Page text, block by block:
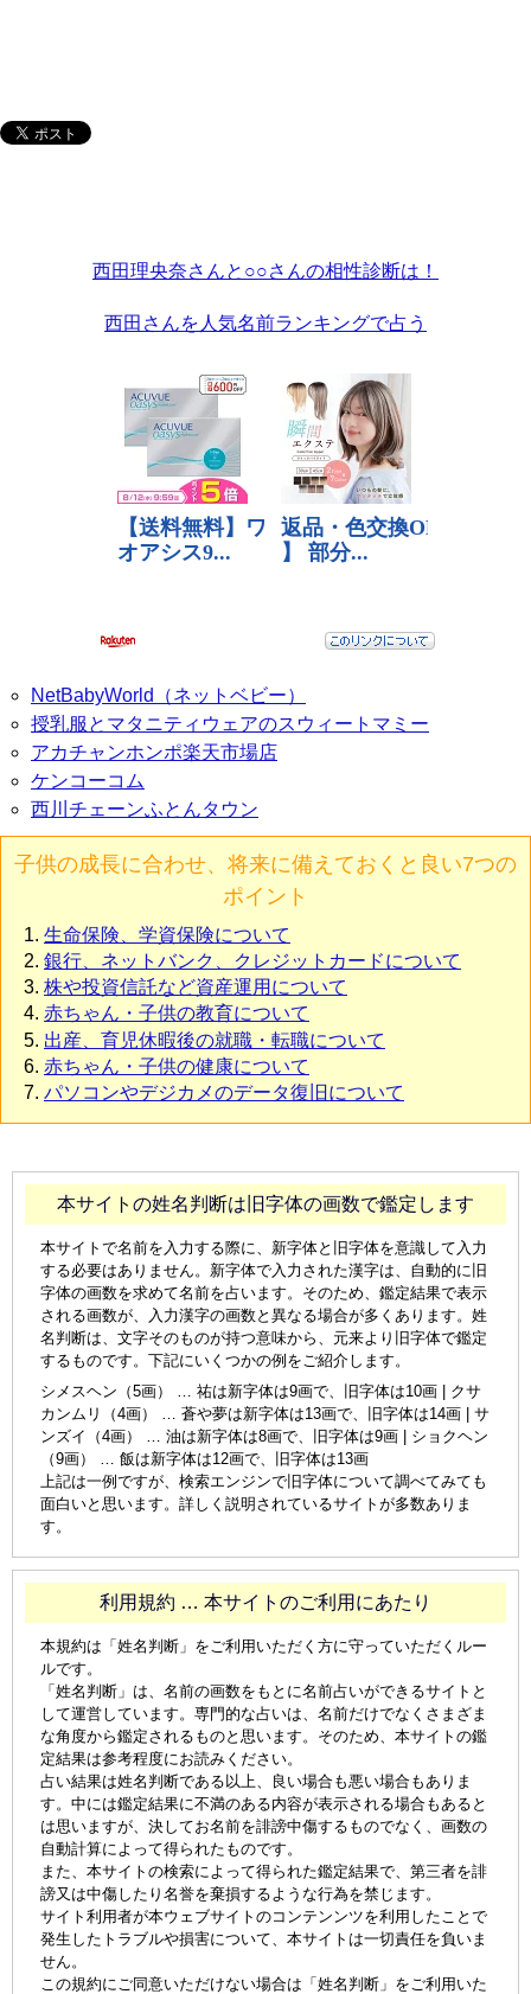
西田理央奈さんと○○さんの相性診断は！
西田さんを人気名前ランキングで占う
NetBabyWorld（ネットベビー）
授乳服とマタニティウェアのスウィートマミー
アカチャンホンポ楽天市場店
ケンコーコム
西川チェーンふとんタウン
子供の成長に合わせ、将来に備えておくと良い7つの
ポイント
生命保険、学資保険について
銀行、ネットバンク、クレジットカードについて
株や投資信託など資産運用について
赤ちゃん・子供の教育について
出産、育児休暇後の就職・転職について
赤ちゃん・子供の健康について
パソコンやデジカメのデータ復旧について
本サイトの姓名判断は旧字体の画数で鑑定します
本サイトで名前を入力する際に、新字体と旧字体を意識して入力
する必要はありません。新字体で入力された漢字は、自動的に旧
字体の画数を求めて名前を占います。そのため、鑑定結果で表示
される画数が、入力漢字の画数と異なる場合が多くあります。姓
名判断は、文字そのものが持つ意味から、元来より旧字体で鑑定
するものです。下記にいくつかの例をご紹介します。
シメスヘン（5画） … 祐は新字体は9画で、旧字体は10画 | クサ
カンムリ（4画） … 蒼や夢は新字体は13画で、旧字体は14画 | サ
ンズイ（4画） … 油は新字体は8画で、旧字体は9画 | ショクヘン
（9画） … 飯は新字体は12画で、旧字体は13画
上記は一例ですが、検索エンジンで旧字体について調べてみても
面白いと思います。詳しく説明されているサイトが多数ありま
す。
利用規約 … 本サイトのご利用にあたり
本規約は「姓名判断」をご利用いただく方に守っていただくルー
ルです。
「姓名判断」は、名前の画数をもとに名前占いができるサイトと
して運営しています。専門的な占いは、名前だけでなくさまざま
な角度から鑑定されるものと思います。そのため、本サイトの鑑
定結果は参考程度にお読みください。
占い結果は姓名判断である以上、良い場合も悪い場合もありま
す。中には鑑定結果に不満のある内容が表示される場合もあると
は思いますが、決してお名前を誹謗中傷するものでなく、画数の
自動計算によって得られたものです。
また、本サイトの検索によって得られた鑑定結果で、第三者を誹
謗又は中傷したり名誉を棄損するような行為を禁じます。
サイト利用者が本ウェブサイトのコンテンンツを利用したことで
発生したトラブルや損害について、本サイトは一切責任を負いま
せん。
この規約にご同意いただけない場合は「姓名判断」をご利用いた